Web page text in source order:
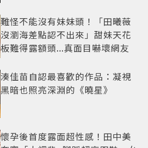
難怪不能沒有妹妹頭！「田曦薇
沒瀏海差點認不出來」甜妹天花
板難得露額頭...真面目嚇壞網友
湊佳苗自認最喜歡的作品：凝視
黑暗也照亮深淵的《曉星》
懷孕後首度露面超性感！田中美